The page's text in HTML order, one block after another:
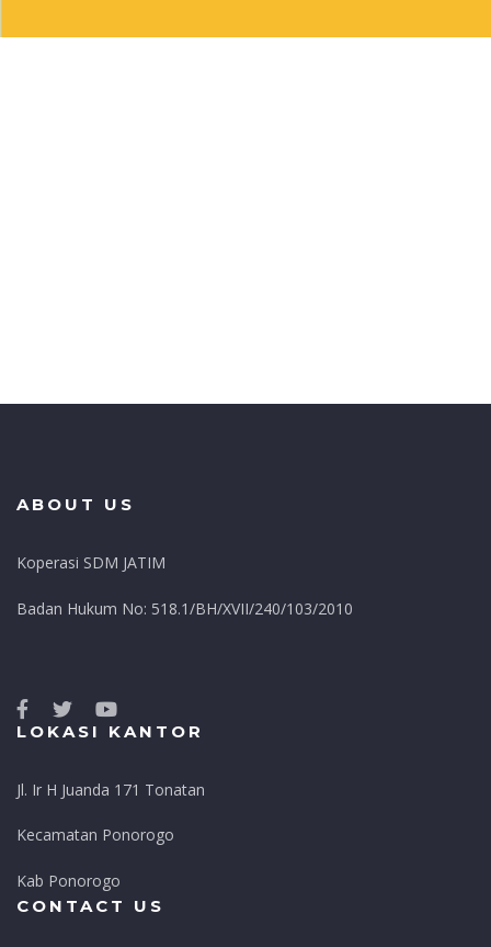
ABOUT US
Koperasi SDM JATIM
Badan Hukum No: 518.1/BH/XVII/240/103/2010
LOKASI KANTOR
Jl. Ir H Juanda 171 Tonatan
Kecamatan Ponorogo
Kab Ponorogo
CONTACT US